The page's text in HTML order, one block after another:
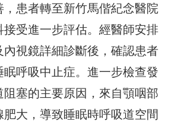
，患者轉至新竹馬偕紀念醫院
接受進一步評估。經醫師安排
內視鏡詳細診斷後，確認患者
呼吸中止症。進一步檢查發
塞的主要原因，來自顎咽部
肥大，導致睡眠時呼吸道空間